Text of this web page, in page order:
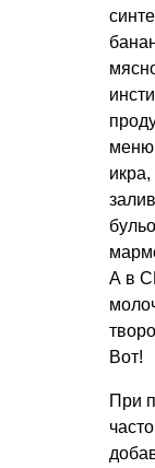
меню
А в
Вот!
При